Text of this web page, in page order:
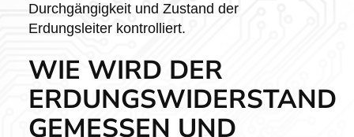
Durchgängigkeit und Zustand der
Erdungsleiter kontrolliert.
WIE WIRD DER
ERDUNGSWIDERSTAND
GEMESSEN UND